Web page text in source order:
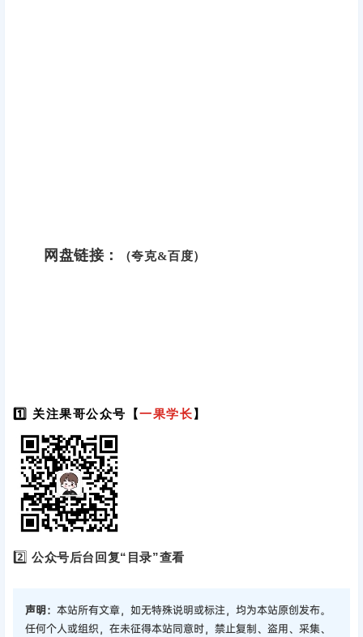
网盘链接： （夸克&百度）
1️⃣ 关注果哥公众号【一果学长】
2️⃣公众号后台回复“目录”查看
声明： 本站所有文章，如无特殊说明或标注，均为本站原创发布。
任何个人或组织，在未征得本站同意时，禁止复制、盗用、采集、